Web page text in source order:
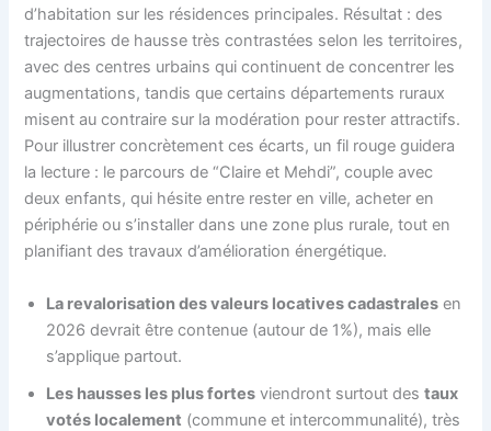
d’habitation sur les résidences principales. Résultat : des
trajectoires de hausse très contrastées selon les territoires,
avec des centres urbains qui continuent de concentrer les
augmentations, tandis que certains départements ruraux
misent au contraire sur la modération pour rester attractifs.
Pour illustrer concrètement ces écarts, un fil rouge guidera
la lecture : le parcours de “Claire et Mehdi”, couple avec
deux enfants, qui hésite entre rester en ville, acheter en
périphérie ou s’installer dans une zone plus rurale, tout en
planifiant des travaux d’amélioration énergétique.
La revalorisation des valeurs locatives cadastrales en
2026 devrait être contenue (autour de 1%), mais elle
s’applique partout.
Les hausses les plus fortes viendront surtout destaux
votés localement (commune et intercommunalité), très